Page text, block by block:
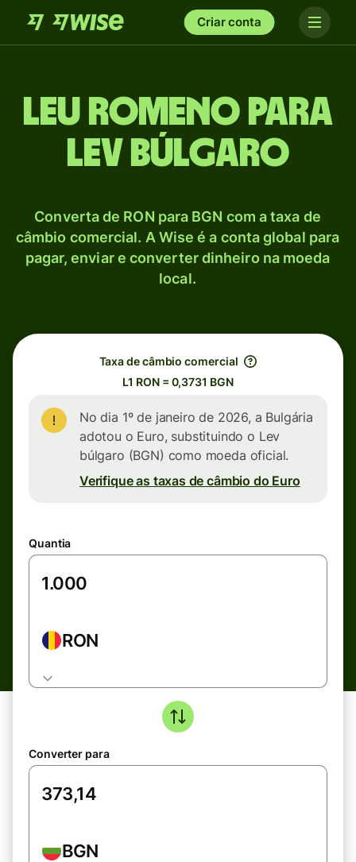
Criar conta
Leu romeno para
Lev búlgaro
Converta de RON para BGN com a taxa de
câmbio comercial. A Wise é a conta global para
pagar, enviar e converter dinheiro na moeda
local.
Taxa de câmbio comercial
L1 RON = 0,3731 BGN
No dia 1º de janeiro de 2026, a Bulgária
adotou o Euro, substituindo o Lev
búlgaro (BGN) como moeda oficial.
Verifique as taxas de câmbio do Euro
Quantia
RON
Converter para
BGN